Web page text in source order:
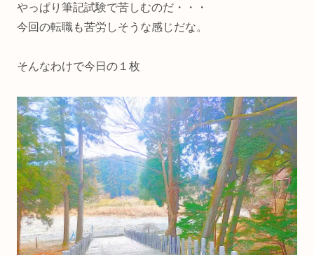
やっぱり筆記試験で苦しむのだ・・・
今回の転職も苦労しそうな感じだな。
そんなわけで今日の１枚